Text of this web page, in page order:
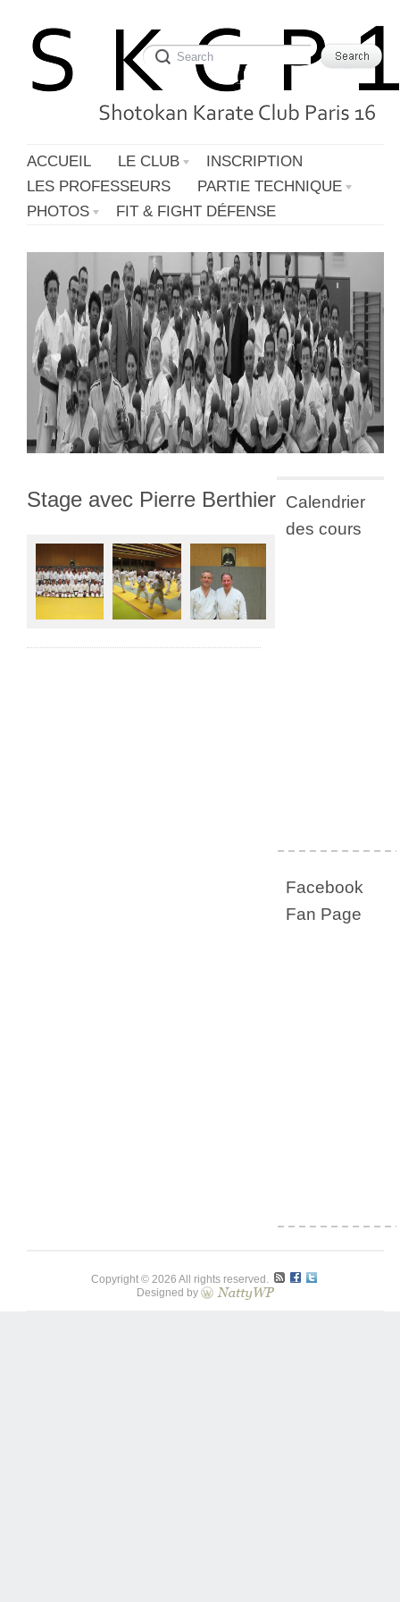
ACCUEIL LE CLUB
INSCRIPTION
LES PROFESSEURS
PARTIE TECHNIQUE
PHOTOS
FIT & FIGHT DÉFENSE
Stage avec Pierre Berthier Calendrier
des cours
Facebook
Fan Page
Copyright © 2026 All rights reserved.
Designed by